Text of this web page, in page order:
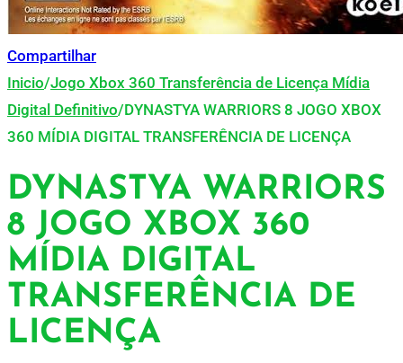
Compartilhar
Inicio/Jogo Xbox 360 Transferência de Licença Mídia
Digital Definitivo/DYNASTYA WARRIORS 8 JOGO XBOX
360 MÍDIA DIGITAL TRANSFERÊNCIA DE LICENÇA
DYNASTYA WARRIORS
8 JOGO XBOX 360
MÍDIA DIGITAL
TRANSFERÊNCIA DE
LICENÇA